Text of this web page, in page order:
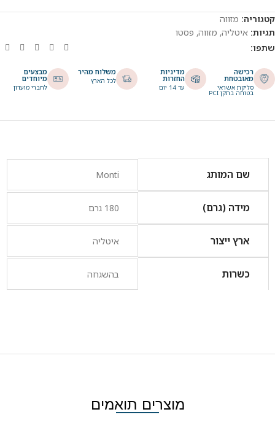
קטגוריה: מזווה
תגיות: איטליה, מזווה, פסטו
שתפו:
רכישה
מאובטחת
סליקת אשראי
בטוחה בתקן PCI
מדיניות
החזרות
עד 14 יום
משלוח מהיר
לכל הארץ
מבצעים
מיוחדים
לחברי מועדון
שם המותג Monti
מידה (גרם) 180 גרם
ארץ ייצור איטליה
כשרות בהשגחה
מוצרים תואמים